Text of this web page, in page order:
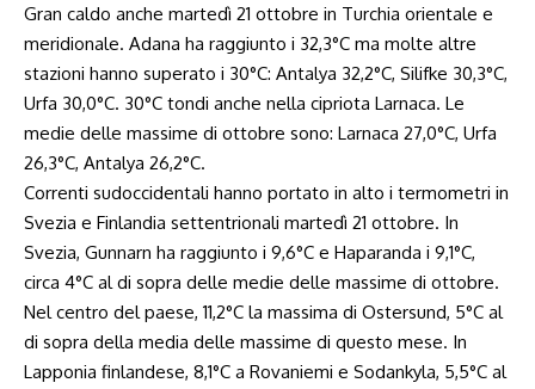
Gran caldo anche martedì 21 ottobre in Turchia orientale e
meridionale. Adana ha raggiunto i 32,3°C ma molte altre
stazioni hanno superato i 30°C: Antalya 32,2°C, Silifke 30,3°C,
Urfa 30,0°C. 30°C tondi anche nella cipriota Larnaca. Le
medie delle massime di ottobre sono: Larnaca 27,0°C, Urfa
26,3°C, Antalya 26,2°C.
Correnti sudoccidentali hanno portato in alto i termometri in
Svezia e Finlandia settentrionali martedì 21 ottobre. In
Svezia, Gunnarn ha raggiunto i 9,6°C e Haparanda i 9,1°C,
circa 4°C al di sopra delle medie delle massime di ottobre.
Nel centro del paese, 11,2°C la massima di Ostersund, 5°C al
di sopra della media delle massime di questo mese. In
Lapponia finlandese, 8,1°C a Rovaniemi e Sodankyla, 5,5°C al